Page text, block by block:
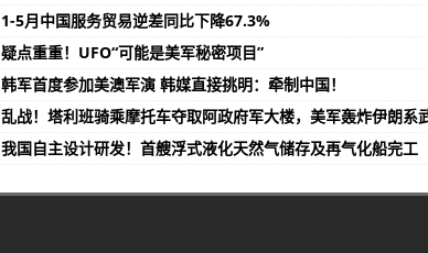
1-5月中国服务贸易逆差同比下降67.3%
疑点重重！UFO“可能是美军秘密项目”
韩军首度参加美澳军演 韩媒直接挑明：牵制中国！
乱战！塔利班骑乘摩托车夺取阿政府军大楼，美军轰炸伊朗系
我国自主设计研发！首艘浮式液化天然气储存及再气化船完工